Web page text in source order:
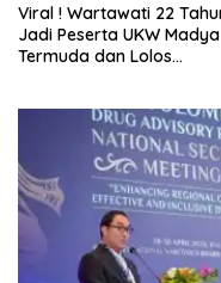
Tim Investigasi Temukan
Dugaan Penimbunan BBM
Solar Subsidi, Penindakan